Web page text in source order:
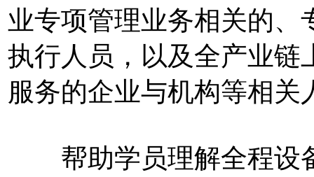
业专项管理业务相关的、
执行人员，以及全产业链
服务的企业与机构等相关
帮助学员理解全程设